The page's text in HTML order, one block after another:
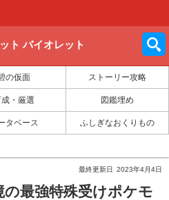
ト バイオレット
の仮面 ストーリー攻略
成・厳選 図鑑埋め
タベース ふしぎなおくりもの
最終更新日 2023年4月4日
の最強特殊受けポケモ